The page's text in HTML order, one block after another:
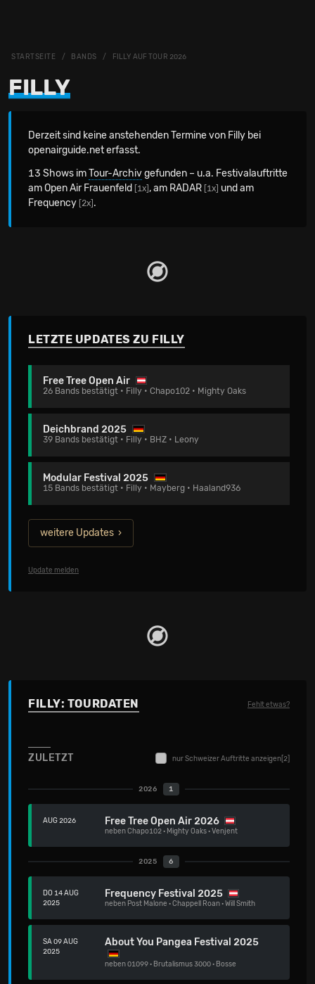
STARTSEITE BANDS FILLY AUF TOUR 2026
FILLY
Derzeit sind keine anstehenden Termine von Filly bei
openairguide.net erfasst.
13 Shows imTour-Archivgefunden – u.a. Festivalauftritte
am Open Air Frauenfeld
[1x] , am RADAR [1x] und am
Frequency [2x] .
LETZTE UPDATES ZU FILLY
Free Tree Open Air
26 Bands bestätigt • Filly • Chapo102 • Mighty Oaks
Deichbrand 2025
39 Bands bestätigt • Filly • BHZ • Leony
Modular Festival 2025
15 Bands bestätigt • Filly • Mayberg • Haaland936
weitere Updates
Update melden
FILLY: TOURDATEN Fehlt etwas?
ZULETZT nur Schweizer Auftritte anzeigen [2]
2026 1
AUG 2026 Free Tree Open Air 2026
nebenChapo102· Mighty Oaks·Venjent
2025 6
DO 14 AUG
2025
Frequency Festival 2025
neben Post Malone ·Chappell Roan·Will Smith
SA 09 AUG
2025
About You Pangea Festival 2025
neben01099· Brutalismus 3000· Bosse